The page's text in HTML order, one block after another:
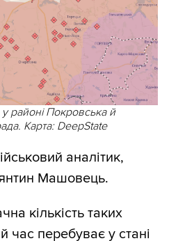
у районі Покровська й
Карта: DeepState
аналітик,
Машовець.
кількість таких
час перебуває у стані